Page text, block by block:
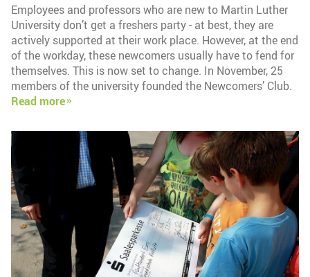
Employees and professors who are new to Martin Luther
University don’t get a freshers party - at best, they are
actively supported at their work place. However, at the end
of the workday, these newcomers usually have to fend for
themselves. This is now set to change. In November, 25
members of the university founded the Newcomers’ Club.
Read more